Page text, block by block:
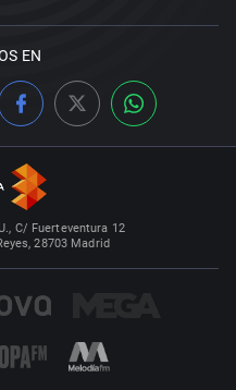
EN
C/ Fuerteventura 12
28703 Madrid